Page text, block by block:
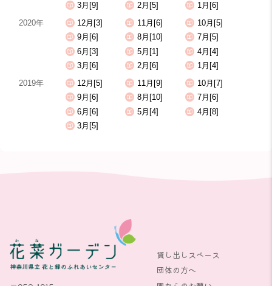
3月[9]
2月[5]
1月[6]
2020年
12月[3] 11月[6]
10月[5]
9月[6]
8月[10]
7月[5]
6月[3]
5月[1]
4月[4]
3月[6]
2月[6]
1月[4]
2019年
12月[5] 11月[9]
10月[7]
9月[6]
8月[10]
7月[6]
6月[6]
5月[4]
4月[8]
3月[5]
貸し出しスペース
団体の方へ